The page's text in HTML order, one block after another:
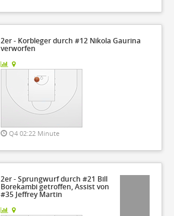
2er - Korbleger durch #12 Nikola Gaurina
verworfen
Q4 02:22 Minute
2er - Sprungwurf durch #21 Bill
Borekambi getroffen, Assist von
#35 Jeffrey Martin